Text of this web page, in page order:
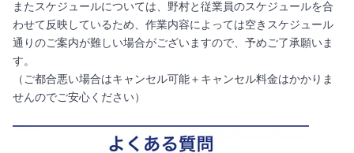
またスケジュールについては、野村と従業員のスケジュールを合
わせて反映しているため、作業内容によっては空きスケジュール
通りのご案内が難しい場合がございますので、予めご了承願いま
す。
（ご都合悪い場合はキャンセル可能＋キャンセル料金はかかりま
せんのでご安心ください）